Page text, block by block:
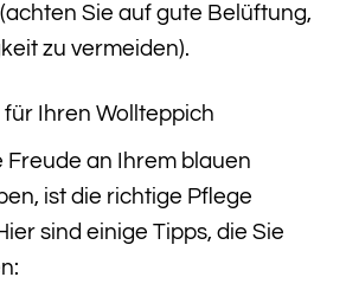
Sie auf gute Belüftung,
zu vermeiden).
Ihren Wollteppich
Freude an Ihrem blauen
ist die richtige Pflege
sind einige Tipps, die Sie